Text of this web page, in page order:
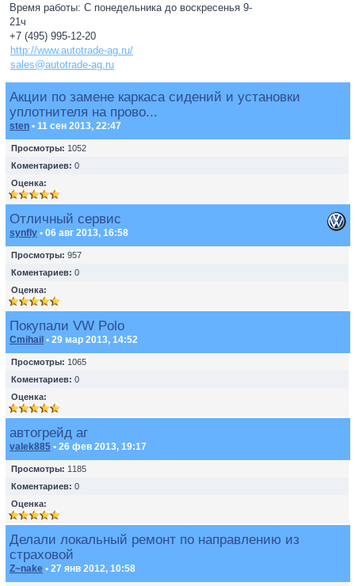
Время работы: С понедельника до воскресенья 9-
21ч
+7 (495) 995-12-20
http://www.autotrade-ag.ru/
sales@autotrade-ag.ru
Акции по замене каркаса сидений и установки
уплотнителя на прово...
sten • 11 сен 2013, 22:47
Просмотры: 1052
Коментариев: 0
Оценка:
Отличный сервис
synfly • 06 авг 2013, 16:58
Просмотры: 957
Коментариев: 0
Оценка:
Покупали VW Polo
Cmihail • 29 мар 2013, 14:52
Просмотры: 1065
Коментариев: 0
Оценка:
автогрейд аг
valek885 • 26 фев 2013, 19:17
Просмотры: 1185
Коментариев: 0
Оценка:
Делали локальный ремонт по направлению из
страховой
Z~nake • 27 янв 2012, 10:58